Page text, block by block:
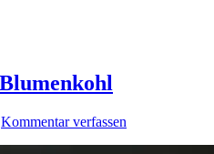
Kommentar verfassen